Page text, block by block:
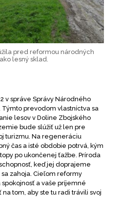
pred reformou národných
lesný sklad.
v správe Správy Národného
Týmto prevodom vlastníctva sa
lesov v Doline Zbojského
bude slúžiť už len pre
turizmu. Na regeneráciu
čas a isté obdobie potrvá, kým
po ukončenej ťažbe. Príroda
keď jej doprajeme
zahoja. Cieľom reformy
a vaše príjemné
tom, aby ste tu radi trávili svoj